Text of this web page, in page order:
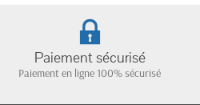
Paiement sécurisé
Paiement en ligne 100% sécurisé